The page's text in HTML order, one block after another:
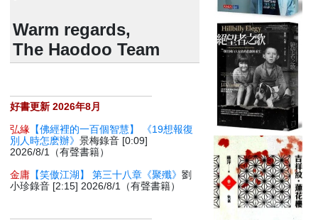
Warm regards,
The Haodoo Team
好書更新 2026年8月
弘緣 【佛經裡的一百個智慧】 《19想報復
別人時怎麽辦》景梅錄音 [0:09]
2026/8/1（有聲書籍）
金庸 【笑傲江湖】 第三十八章《聚殲》劉
小珍錄音 [2:15] 2026/8/1（有聲書籍）